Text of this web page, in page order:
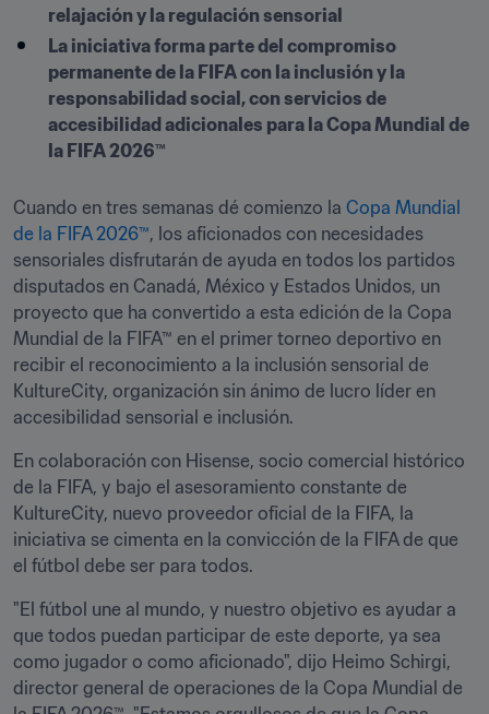
relajación y la regulación sensorial
La iniciativa forma parte del compromiso
permanente de la FIFA con la inclusión y la
responsabilidad social, con servicios de
accesibilidad adicionales para la Copa Mundial de
la FIFA 2026™
Cuando en tres semanas dé comienzo la Copa Mundial
de la FIFA 2026™, los aficionados con necesidades
sensoriales disfrutarán de ayuda en todos los partidos
disputados en Canadá, México y Estados Unidos, un
proyecto que ha convertido a esta edición de la Copa
Mundial de la FIFA™ en el primer torneo deportivo en
recibir el reconocimiento a la inclusión sensorial de
KultureCity, organización sin ánimo de lucro líder en
accesibilidad sensorial e inclusión.
En colaboración con Hisense, socio comercial histórico
de la FIFA, y bajo el asesoramiento constante de
KultureCity, nuevo proveedor oficial de la FIFA, la
iniciativa se cimenta en la convicción de la FIFA de que
el fútbol debe ser para todos.
"El fútbol une al mundo, y nuestro objetivo es ayudar a
que todos puedan participar de este deporte, ya sea
como jugador o como aficionado", dijo Heimo Schirgi,
director general de operaciones de la Copa Mundial de